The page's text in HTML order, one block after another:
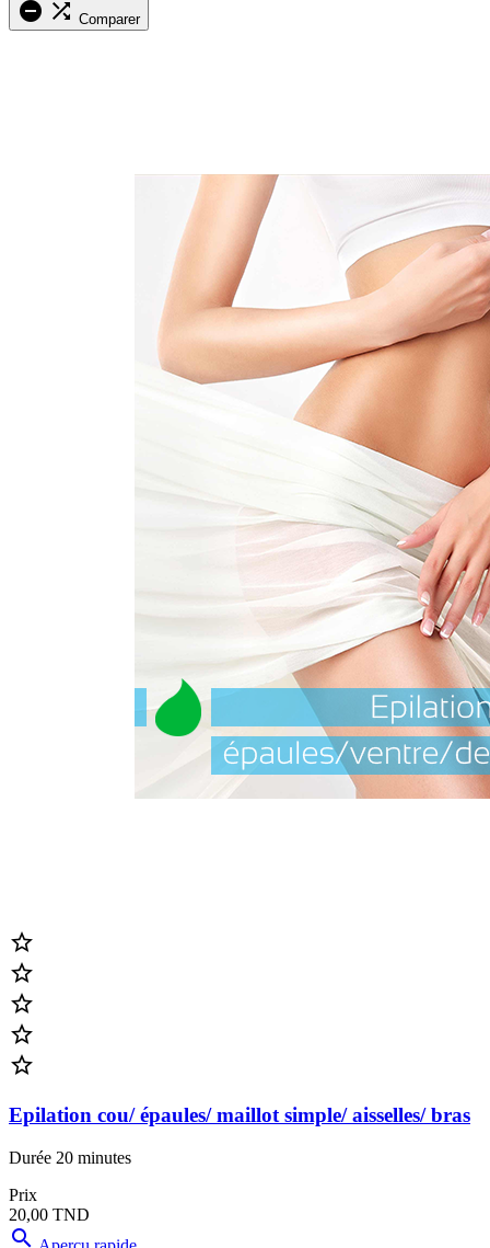
  Comparer





Epilation cou/ épaules/ maillot simple/ aisselles/ bras
Durée 20 minutes
Prix
20,00 TND
